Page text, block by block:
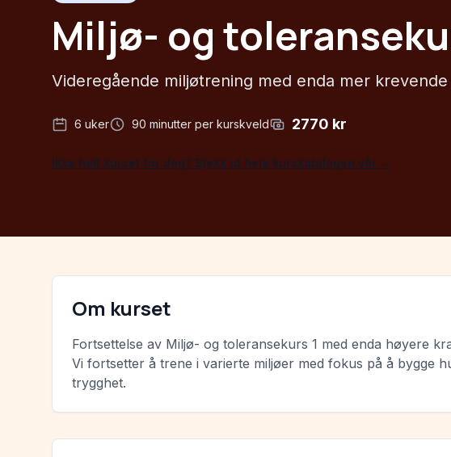
Miljø- og
Videregående miljøtrening med enda mer
6 uker 90 minutter per kurskveld 2770 kr
Ikke helt kurset for deg? Sjekk ut hele kurskatalogen vår →
Om kurset
Fortsettelse av Miljø- og toleransekurs 1 med enda høyere
Vi fortsetter å trene i varierte miljøer med fokus på å bygge
trygghet.